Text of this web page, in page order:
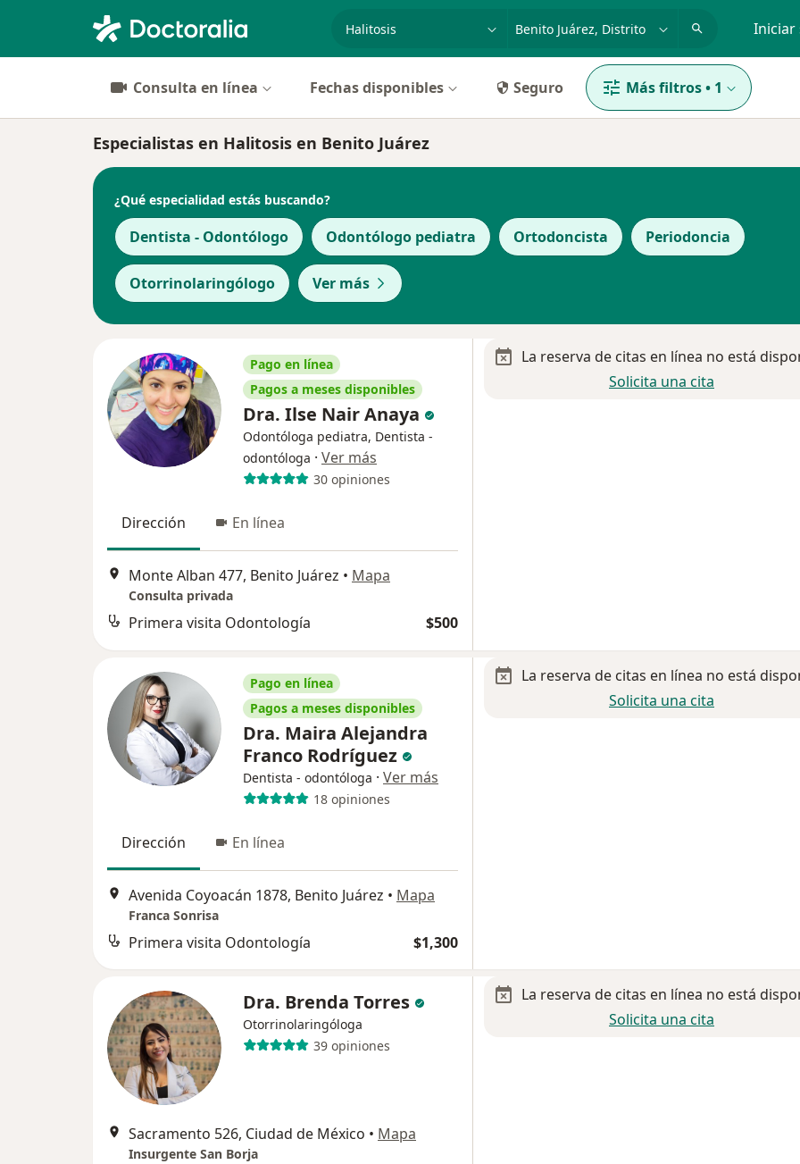
especialidad, enfermedad o nombre
p. ej. Guadalajara Iniciar
Consulta en línea Fechas disponibles Seguro Más filtros• 1
Especialistas en Halitosis en Benito Juárez
¿Qué especialidad estás buscando?
Dentista - Odontólogo Odontólogo pediatra Ortodoncista Periodoncia
Otorrinolaringólogo Ver más
Pago en línea
Pagos a meses disponibles
Dra. Ilse Nair Anaya
Odontóloga pediatra, Dentista -
odontóloga · Ver más
30 opiniones
Dirección En línea
Monte Alban 477, Benito Juárez • Mapa
Consulta privada
Primera visita Odontología $500
La reserva de citas en línea no está
Solicita una cita
Pago en línea
Pagos a meses disponibles
Dra. Maira Alejandra
Franco Rodríguez
Dentista - odontóloga · Ver más
18 opiniones
Dirección En línea
Avenida Coyoacán 1878, Benito Juárez • Mapa
Franca Sonrisa
Primera visita Odontología $1,300
La reserva de citas en línea no está
Solicita una cita
Dra. Brenda Torres
Otorrinolaringóloga
39 opiniones
Sacramento 526, Ciudad de México • Mapa
Insurgente San Borja
La reserva de citas en línea no está
Solicita una cita